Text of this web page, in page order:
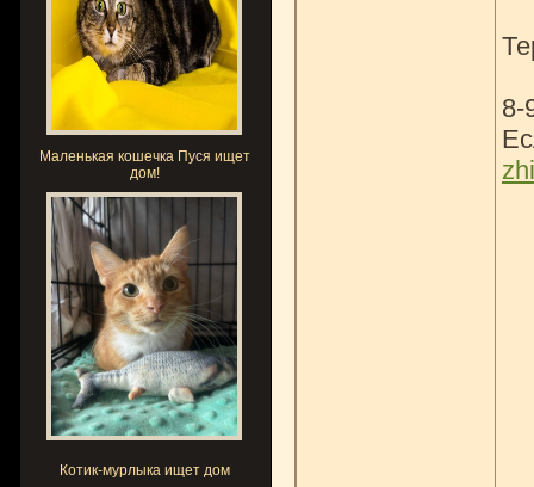
Маленькая кошечка Пуся ищет
дом!
Котик-мурлыка ищет дом
8-